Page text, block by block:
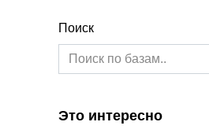
Поиск
Это интересно